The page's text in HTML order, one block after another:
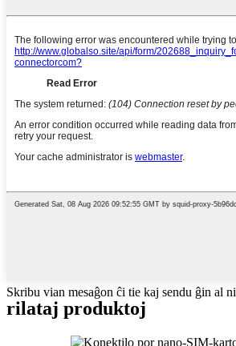
Skribu vian mesaĝon ĉi tie kaj sendu ĝin al ni
rilataj produktoj